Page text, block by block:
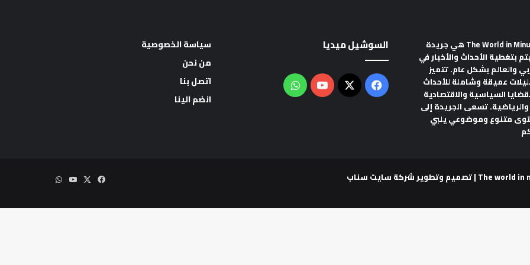
هي جريدة
بتغطية الأحداث والأخبار في
والعالم بشكل عام. تتميز
عميقة وشاملة للأحداث
السياسية والاقتصادية
والرياضية. تسعى الجريدة إلى
متنوع وموضوعي يلبي
السوشيل ميديا
فيسبوك
‫X
‫YouTubeواتساب
سياسة الخصوصية
من نحن
اتصل بنا
انضم الينا
شركة سايت سناب فيسبوك ‫YouTube